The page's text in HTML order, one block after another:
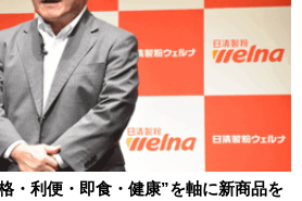
・利便・即食・健康”を軸に新商品を